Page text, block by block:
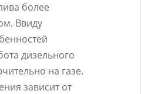
более
Ввиду
дизельного
на газе.
зависит от